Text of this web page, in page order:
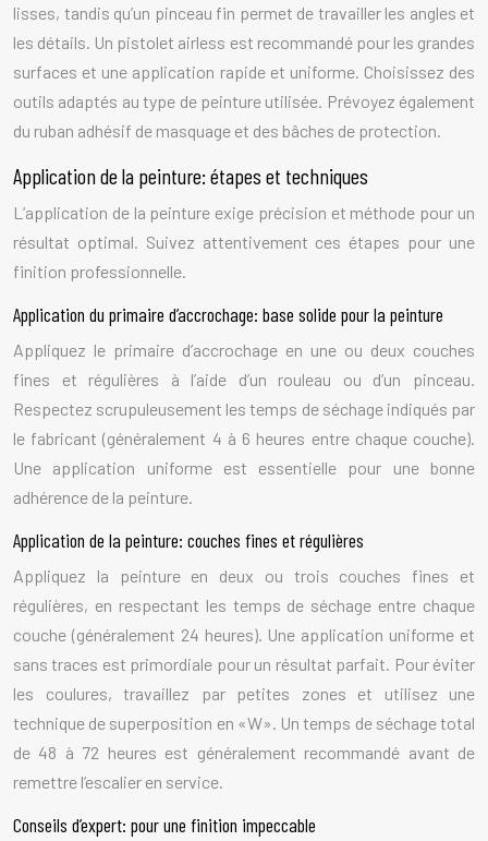
lisses, tandis qu’un pinceau fin permet de travailler les angles et
les détails. Un pistolet airless est recommandé pour les grandes
surfaces et une application rapide et uniforme. Choisissez des
outils adaptés au type de peinture utilisée. Prévoyez également
du ruban adhésif de masquage et des bâches de protection.
Application de la peinture: étapes et techniques
L’application de la peinture exige précision et méthode pour un
résultat optimal. Suivez attentivement ces étapes pour une
finition professionnelle.
Application du primaire d’accrochage: base solide pour la peinture
Appliquez le primaire d’accrochage en une ou deux couches
fines et régulières à l’aide d’un rouleau ou d’un pinceau.
Respectez scrupuleusement les temps de séchage indiqués par
le fabricant (généralement 4 à 6 heures entre chaque couche).
Une application uniforme est essentielle pour une bonne
adhérence de la peinture.
Application de la peinture: couches fines et régulières
Appliquez la peinture en deux ou trois couches fines et
régulières, en respectant les temps de séchage entre chaque
couche (généralement 24 heures). Une application uniforme et
sans traces est primordiale pour un résultat parfait. Pour éviter
les coulures, travaillez par petites zones et utilisez une
technique de superposition en «W». Un temps de séchage total
de 48 à 72 heures est généralement recommandé avant de
remettre l’escalier en service.
Conseils d’expert: pour une finition impeccable